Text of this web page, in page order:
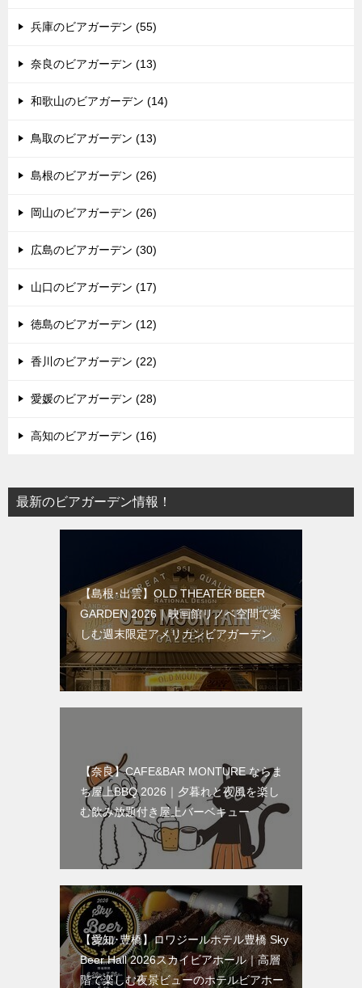
兵庫のビアガーデン (55)
奈良のビアガーデン (13)
和歌山のビアガーデン (14)
鳥取のビアガーデン (13)
島根のビアガーデン (26)
岡山のビアガーデン (26)
広島のビアガーデン (30)
山口のビアガーデン (17)
徳島のビアガーデン (12)
香川のビアガーデン (22)
愛媛のビアガーデン (28)
高知のビアガーデン (16)
最新のビアガーデン情報！
【島根･出雲】OLD THEATER BEER
GARDEN 2026｜映画館リノベ空間で楽
しむ週末限定アメリカンビアガーデン
【奈良】CAFE&BAR MONTURE ならま
ち屋上BBQ 2026｜夕暮れと夜風を楽し
む飲み放題付き屋上バーベキュー
【愛知･豊橋】ロワジールホテル豊橋 Sky
Beer Hall 2026スカイビアホール｜高層
階で楽しむ夜景ビューのホテルビアホー